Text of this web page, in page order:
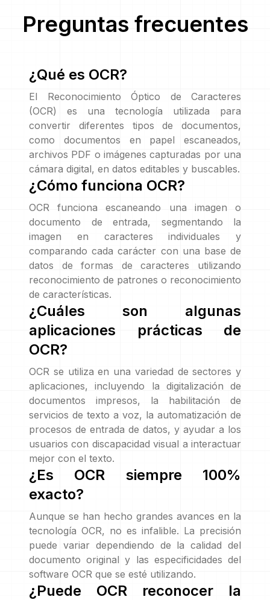
Preguntas frecuentes
¿Qué es OCR?
El Reconocimiento Óptico de Caracteres
(OCR) es una tecnología utilizada para
convertir diferentes tipos de documentos,
como documentos en papel escaneados,
archivos PDF o imágenes capturadas por una
cámara digital, en datos editables y buscables.
¿Cómo funciona OCR?
OCR funciona escaneando una imagen o
documento de entrada, segmentando la
imagen en caracteres individuales y
comparando cada carácter con una base de
datos de formas de caracteres utilizando
reconocimiento de patrones o reconocimiento
de características.
¿Cuáles son algunas
aplicaciones prácticas de
OCR?
OCR se utiliza en una variedad de sectores y
aplicaciones, incluyendo la digitalización de
documentos impresos, la habilitación de
servicios de texto a voz, la automatización de
procesos de entrada de datos, y ayudar a los
usuarios con discapacidad visual a interactuar
mejor con el texto.
¿Es OCR siempre 100%
exacto?
Aunque se han hecho grandes avances en la
tecnología OCR, no es infalible. La precisión
puede variar dependiendo de la calidad del
documento original y las especificidades del
software OCR que se esté utilizando.
¿Puede OCR reconocer la